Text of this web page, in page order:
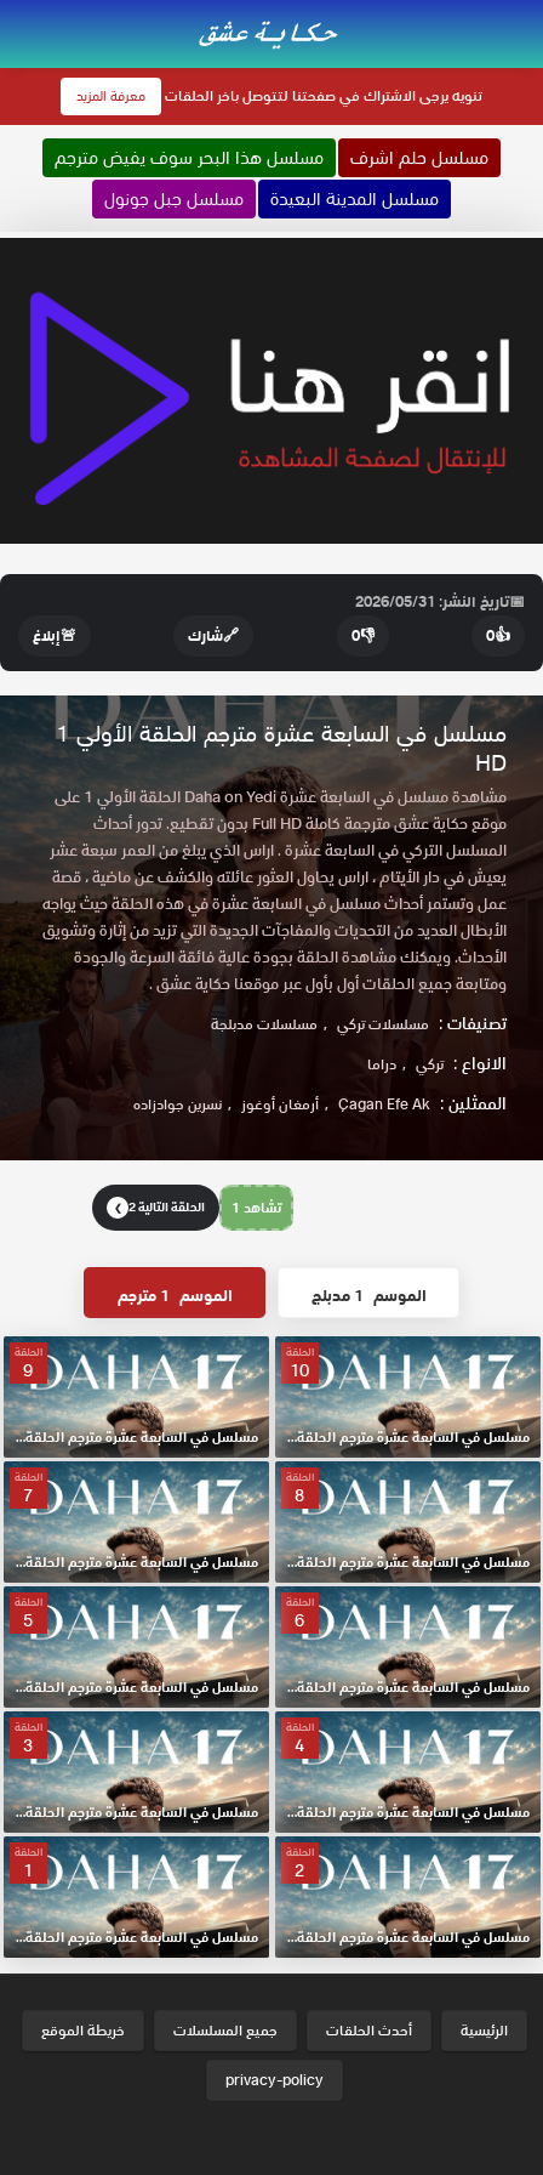
تنويهيرجى الاشتراك في صفحتنا لتتوصل باخر الحلقات معرفة المزيد
مسلسل حلم اشرف
مسلسل هذا البحر سوف يفيض مترجم
مسلسل المدينة البعيدة
مسلسل جبل جونول
📅تاريخ النشر: 2026/05/31
👍
0
👎
0
🔗شارك 🚨إبلاغ
مسلسل في السابعة عشرة مترجم الحلقة الأولي 1
HD
مشاهدة مسلسل في السابعة عشرة Daha on Yedi الحلقة الأولي 1 على
موقع حكاية عشق مترجمة كاملة Full HD بدون تقطيع. تدور أحداث
المسلسل التركي في السابعة عشرة . اراس الذي يبلغ من العمر سبعة عشر
يعيش في دار الأيتام ، اراس يحاول العثور عائلته والكشف عن ماضية ، قصة
عمل وتستمر أحداث مسلسل في السابعة عشرة في هذه الحلقة حيث يواجه
الأبطال العديد من التحديات والمفاجآت الجديدة التي تزيد من إثارة وتشويق
الأحداث. ويمكنك مشاهدة الحلقة بجودة عالية فائقة السرعة والجودة
ومتابعة جميع الحلقات أول بأول عبر موقعنا حكاية عشق .
تصنيفات : مسلسلات تركي مسلسلات مدبلجة
الانواع : تركي دراما
الممثلين : Çagan Efe Ak أرمغان أوغوز نسرين جوادزاده
تشاهد 1 الحلقة التالية 2 ❯
الموسم 1 مدبلج الموسم 1 مترجم
الحلقة
10
مسلسل في السابعة عشرة مترجم الحلقة 10 HD
الحلقة
9
مسلسل في السابعة عشرة مترجم الحلقة 9 HD
الحلقة
8
مسلسل في السابعة عشرة مترجم الحلقة 8 HD
الحلقة
7
مسلسل في السابعة عشرة مترجم الحلقة 7 HD
الحلقة
6
مسلسل في السابعة عشرة مترجم الحلقة 6 HD
الحلقة
5
مسلسل في السابعة عشرة مترجم الحلقة 5 HD
الحلقة
4
مسلسل في السابعة عشرة مترجم الحلقة 4 HD
الحلقة
3
مسلسل في السابعة عشرة مترجم الحلقة 3 HD
الحلقة
2
مسلسل في السابعة عشرة مترجم الحلقة 2 HD
الحلقة
1
مسلسل في السابعة عشرة مترجم الحلقة الأولي 1 HD
الرئيسية أحدث الحلقات جميع المسلسلات
خريطة الموقع
privacy-policy